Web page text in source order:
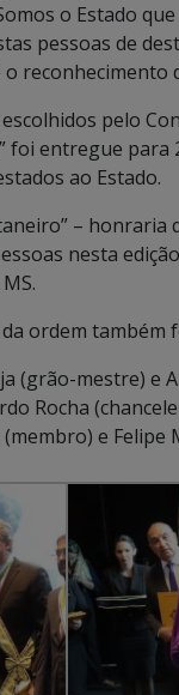
o Estado
pessoas de
reconhecimento
pelo
foi entregue
ao Estado.
–
nesta
ordem também
(grão-mestre) e
Rocha
e Felipe